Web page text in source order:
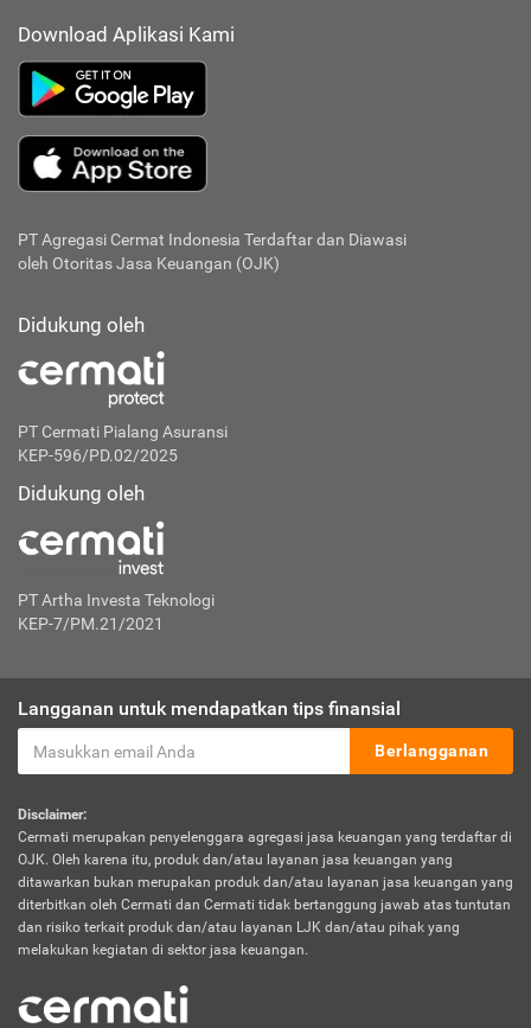
Download Aplikasi Kami
PT Agregasi Cermat Indonesia Terdaftar dan Diawasi
oleh Otoritas Jasa Keuangan (OJK)
Didukung oleh
PT Cermati Pialang Asuransi
KEP-596/PD.02/2025
Didukung oleh
PT Artha Investa Teknologi
KEP-7/PM.21/2021
Langganan untuk mendapatkan tips finansial
Berlangganan
Disclaimer:
Cermati merupakan penyelenggara agregasi jasa keuangan yang terdaftar di
OJK. Oleh karena itu, produk dan/atau layanan jasa keuangan yang
ditawarkan bukan merupakan produk dan/atau layanan jasa keuangan yang
diterbitkan oleh Cermati dan Cermati tidak bertanggung jawab atas tuntutan
dan risiko terkait produk dan/atau layanan LJK dan/atau pihak yang
melakukan kegiatan di sektor jasa keuangan.